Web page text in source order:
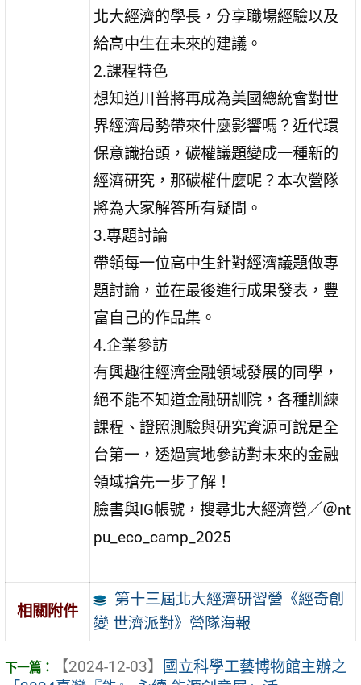
北大經濟的學長，分享職場經驗以及
給高中生在未來的建議。
2.課程特色
想知道川普將再成為美國總統會對世
界經濟局勢帶來什麼影響嗎？近代環
保意識抬頭，碳權議題變成一種新的
經濟研究，那碳權什麼呢？本次營隊
將為大家解答所有疑問。
3.專題討論
帶領每一位高中生針對經濟議題做專
題討論，並在最後進行成果發表，豐
富自己的作品集。
4.企業參訪
有興趣往經濟金融領域發展的同學，
絕不能不知道金融研訓院，各種訓練
課程、證照測驗與研究資源可說是全
台第一，透過實地參訪對未來的金融
領域搶先一步了解！
臉書與IG帳號，搜尋北大經濟營／＠nt
pu_eco_camp_2025
相關附件
第十三屆北大經濟研習營《經奇創
變 世濟派對》營隊海報
【2024-12-03】
國立科學工藝博物館主辦之